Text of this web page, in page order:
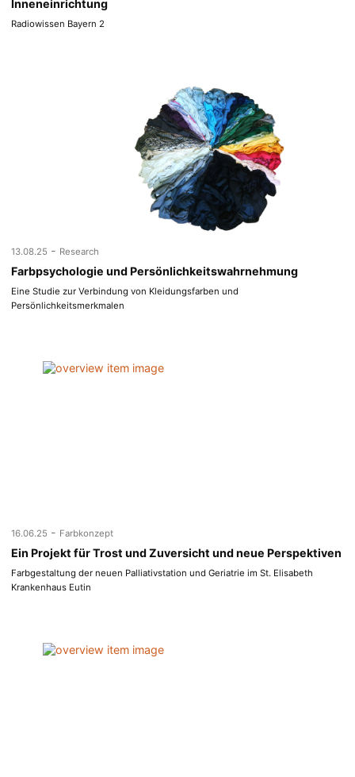
Inneneinrichtung
Radiowissen Bayern 2
13.08.25 - Research
Farbpsychologie und Persönlichkeitswahrnehmung
Eine Studie zur Verbindung von Kleidungsfarben und
Persönlichkeitsmerkmalen
16.06.25 - Farbkonzept
Ein Projekt für Trost und Zuversicht und neue Perspektiven
Farbgestaltung der neuen Palliativstation und Geriatrie im St. Elisabeth
Krankenhaus Eutin